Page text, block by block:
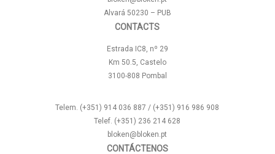
Alvará 50230 – PUB
CONTACTS
Estrada IC8, nº 29
Km 50.5, Castelo
3100-808 Pombal
Telem. (+351) 914 036 887 / (+351) 916 986 908
Telef. (+351) 236 214 628
bloken@bloken.pt
CONTÁCTENOS